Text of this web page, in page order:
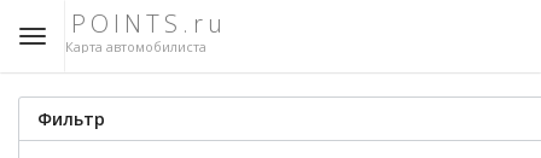
POINTS.ru
Карта автомобилиста
Фильтр